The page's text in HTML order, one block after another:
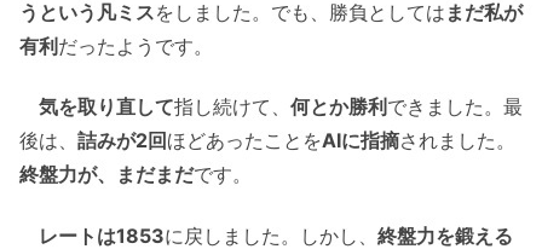
うという凡ミスをしました。でも、勝負としては まだ私が
有利 だったようです。
気を取り直して指し続けて、 何とか勝利 できました。最
後は、 詰みが2回 ほどあったことをAIに指摘されました。
終盤力が、まだまだです。
レートは1853に戻しました。しかし、 終盤力を鍛える